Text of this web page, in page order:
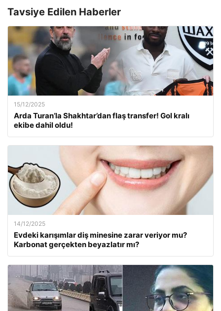
Tavsiye Edilen Haberler
15/12/2025
Arda Turan’la Shakhtar’dan flaş transfer! Gol kralı
ekibe dahil oldu!
14/12/2025
Evdeki karışımlar diş minesine zarar veriyor mu?
Karbonat gerçekten beyazlatır mı?